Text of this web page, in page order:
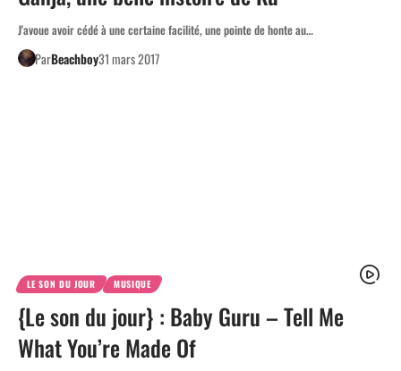
J'avoue avoir cédé à une certaine facilité, une pointe de honte au…
ParBeachboy31 mars 2017
LE SON DU JOUR MUSIQUE
{Le son du jour} : Baby Guru – Tell Me
What You’re Made Of